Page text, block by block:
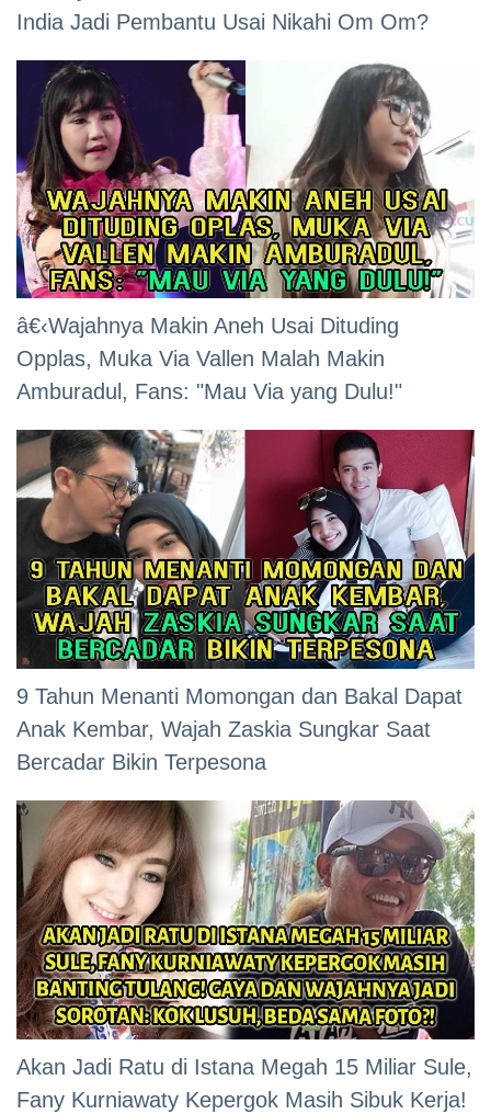
India Jadi Pembantu Usai Nikahi Om Om?
â€‹Wajahnya Makin Aneh Usai Dituding
Opplas, Muka Via Vallen Malah Makin
Amburadul, Fans: "Mau Via yang Dulu!"
9 Tahun Menanti Momongan dan Bakal Dapat
Anak Kembar, Wajah Zaskia Sungkar Saat
Bercadar Bikin Terpesona
Akan Jadi Ratu di Istana Megah 15 Miliar Sule,
Fany Kurniawaty Kepergok Masih Sibuk Kerja!